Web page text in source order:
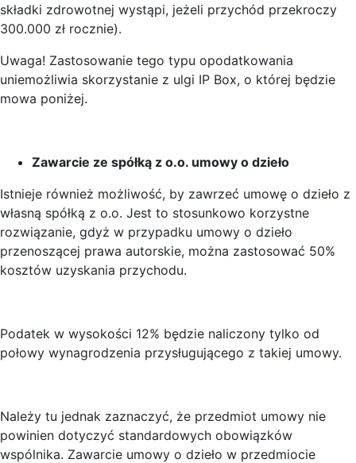
składki zdrowotnej wystąpi, jeżeli przychód przekroczy
300.000 zł rocznie).
Uwaga! Zastosowanie tego typu opodatkowania
uniemożliwia skorzystanie z ulgi IP Box, o której będzie
mowa poniżej.
Zawarcie ze spółką z o.o. umowy o dzieło
Istnieje również możliwość, by zawrzeć umowę o dzieło z
własną spółką z o.o. Jest to stosunkowo korzystne
rozwiązanie, gdyż w przypadku umowy o dzieło
przenoszącej prawa autorskie, można zastosować 50%
kosztów uzyskania przychodu.
Podatek w wysokości 12% będzie naliczony tylko od
połowy wynagrodzenia przysługującego z takiej umowy.
Należy tu jednak zaznaczyć, że przedmiot umowy nie
powinien dotyczyć standardowych obowiązków
wspólnika. Zawarcie umowy o dzieło w przedmiocie